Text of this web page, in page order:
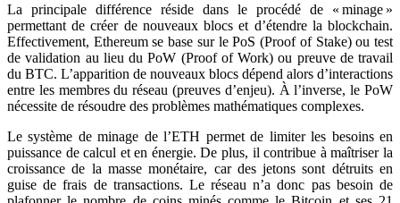
La principale différence réside dans le procédé de « minage »
permettant de créer de nouveaux blocs et d’étendre la blockchain.
Effectivement, Ethereum se base sur le PoS (Proof of Stake) ou test
de validation au lieu du PoW (Proof of Work) ou preuve de travail
du BTC. L’apparition de nouveaux blocs dépend alors d’interactions
entre les membres du réseau (preuves d’enjeu). À l’inverse, le PoW
nécessite de résoudre des problèmes mathématiques complexes.
Le système de minage de l’ETH permet de limiter les besoins en
puissance de calcul et en énergie. De plus, il contribue à maîtriser la
croissance de la masse monétaire, car des jetons sont détruits en
guise de frais de transactions. Le réseau n’a donc pas besoin de